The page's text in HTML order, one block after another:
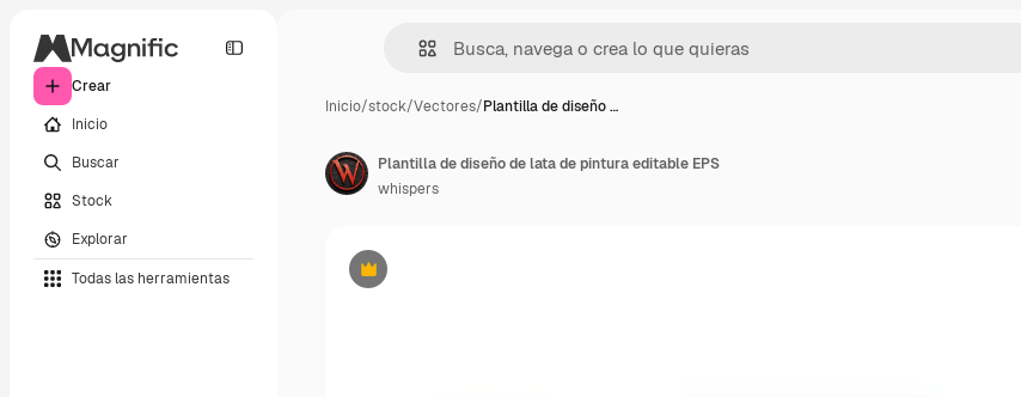
Crear
Inicio
Buscar
Stock
Explorar
Todas las herramientas
Inicio/stock/Vectores/Plantilla de diseño …
Premium
Plantilla de diseño de lata de pintura editable EPS
whispers